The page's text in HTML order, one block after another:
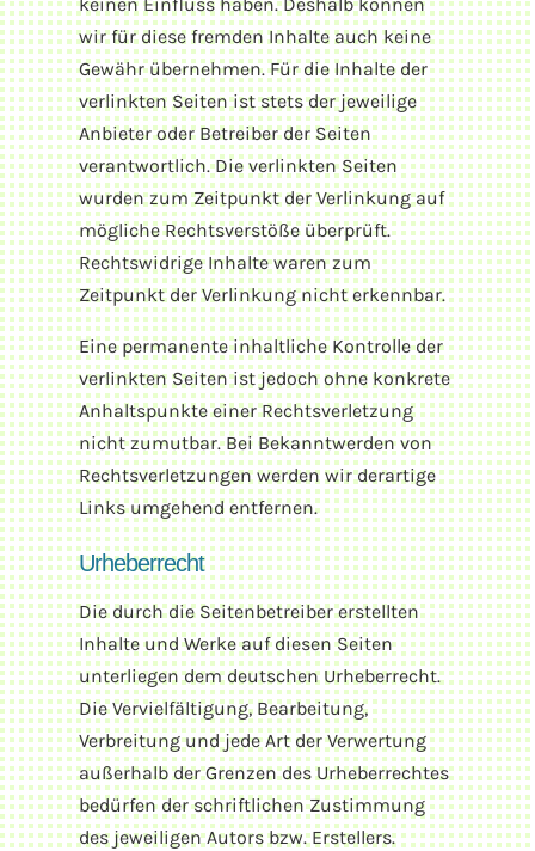
wir für diese fremden Inhalte auch keine
Gewähr übernehmen. Für die Inhalte der
verlinkten Seiten ist stets der jeweilige
Anbieter oder Betreiber der Seiten
verantwortlich. Die verlinkten Seiten
wurden zum Zeitpunkt der Verlinkung auf
mögliche Rechtsverstöße überprüft.
Rechtswidrige Inhalte waren zum
Zeitpunkt der Verlinkung nicht erkennbar.
Eine permanente inhaltliche Kontrolle der
verlinkten Seiten ist jedoch ohne konkrete
Anhaltspunkte einer Rechtsverletzung
nicht zumutbar. Bei Bekanntwerden von
Rechtsverletzungen werden wir derartige
Links umgehend entfernen.
Urheberrecht
Die durch die Seitenbetreiber erstellten
Inhalte und Werke auf diesen Seiten
unterliegen dem deutschen Urheberrecht.
Die Vervielfältigung, Bearbeitung,
Verbreitung und jede Art der Verwertung
außerhalb der Grenzen des Urheberrechtes
bedürfen der schriftlichen Zustimmung
des jeweiligen Autors bzw. Erstellers.